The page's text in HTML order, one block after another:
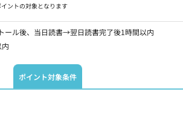
ントの対象となります
ール後、当日読書→翌日読書完了後1時間以内
ポイント対象条件